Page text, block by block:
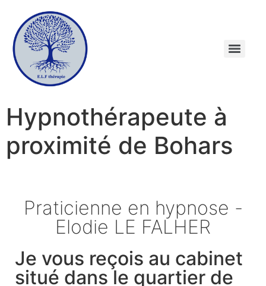
Hypnothérapeute à
proximité de Bohars
Praticienne en hypnose -
Elodie LE FALHER
Je vous reçois au cabinet
situé dans le quartier de